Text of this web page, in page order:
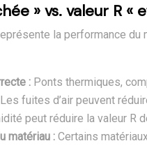
» vs. valeur R «
la performance
: Ponts thermiques,
Les fuites d’air peuvent
peut réduire la valeur R
matériau : Certains